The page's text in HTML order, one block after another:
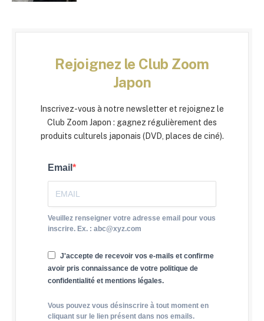
Rejoignez le Club Zoom
Japon
Inscrivez-vous à notre newsletter et rejoignez le
Club Zoom Japon : gagnez régulièrement des
produits culturels japonais (DVD, places de ciné).
Email
Veuillez renseigner votre adresse email pour vous
inscrire. Ex. : abc@xyz.com
J'accepte de recevoir vos e-mails et confirme
avoir pris connaissance de votre politique de
confidentialité et mentions légales.
Vous pouvez vous désinscrire à tout moment en
cliquant sur le lien présent dans nos emails.